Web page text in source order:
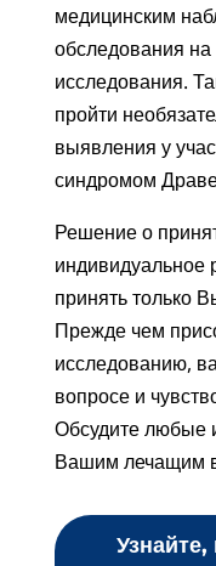
медицинским
обследования
исследования.
пройти
выявления у
синдромом
Решение о
индивидуальное
принять только
Прежде чем
исследованию,
вопросе и
Обсудите любые
Вашим лечащим